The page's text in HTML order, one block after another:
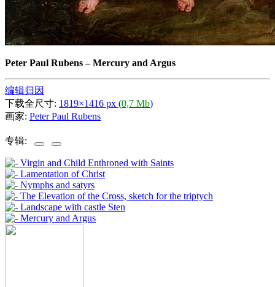
Peter Paul Rubens–Mercury and Argus
编辑归因
下载全尺寸: 1819×1416 px (0,7 Mb)
画家: Peter Paul Rubens
专辑: